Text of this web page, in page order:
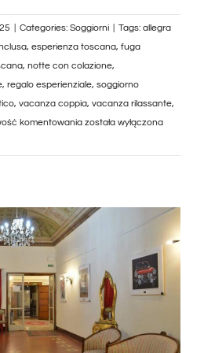
Categories: Soggiorni Tags: allegra
, esperienza toscana, fuga
, notte con colazione,
, regalo esperienziale, soggiorno
, vacanza coppia, vacanza rilassante,
komentowania Soggiorno
Toscana
została wyłączona